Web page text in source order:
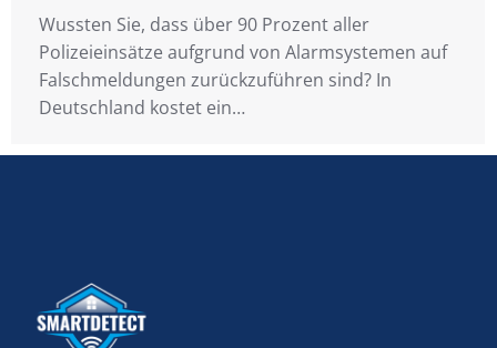
Wussten Sie, dass über 90 Prozent aller
Polizeieinsätze aufgrund von Alarmsystemen auf
Falschmeldungen zurückzuführen sind? In
Deutschland kostet ein…